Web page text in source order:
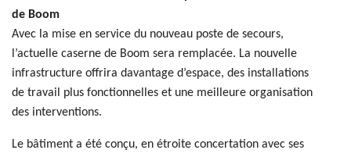
de Boom
Avec la mise en service du nouveau poste de secours,
l’actuelle caserne de Boom sera remplacée. La nouvelle
infrastructure offrira davantage d’espace, des installations
de travail plus fonctionnelles et une meilleure organisation
des interventions.
Le bâtiment a été conçu, en étroite concertation avec ses